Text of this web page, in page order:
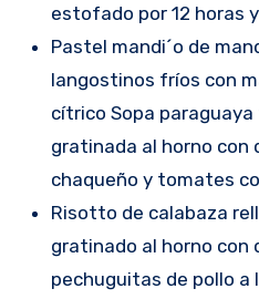
estofado por 12 horas
Pastel mandi´o de
langostinos fríos con
cítrico Sopa
gratinada al horno con
chaqueño y tomates
Risotto de calabaza
gratinado al horno con
pechuguitas de pollo a